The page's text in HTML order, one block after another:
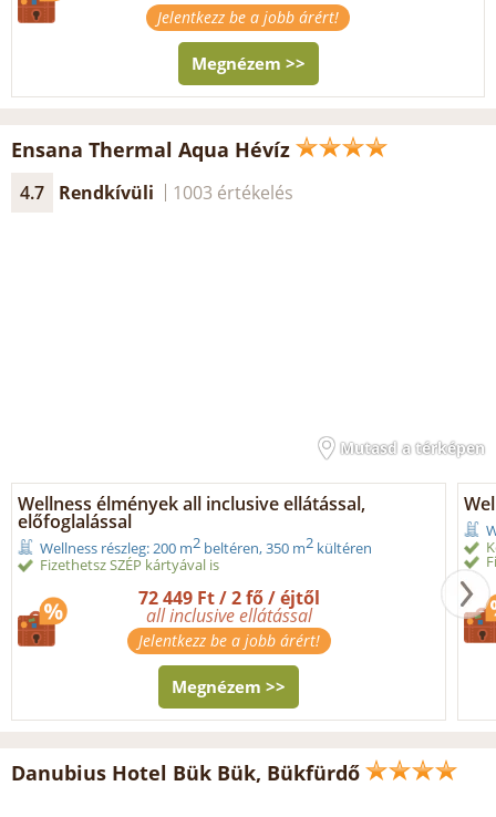
Jelentkezz be a jobb árért!
Megnézem >>
Ensana Thermal Aqua Hévíz
4.7 Rendkívüli 1003 értékelés
Mutasd a térképen
Wellness élmények all inclusive ellátással,
előfoglalással
Wellness részleg: 200 m2 beltéren, 350 m2 kültéren
Fizethetsz SZÉP kártyával is
72 449 Ft / 2 fő / éjtől
all inclusive ellátással
Jelentkezz be a jobb árért!
Megnézem >>
Danubius Hotel Bük Bük, Bükfürdő